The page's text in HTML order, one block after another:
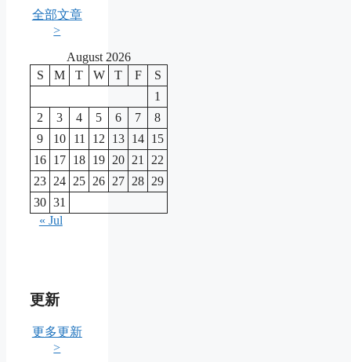
全部文章
>
August 2026
S
M T W T F
S
1
2
3 4 5 6 7
8
9
10 11 12 13 14 15
16 17 18 19 20 21
22
23 24 25 26 27 28 29
30 31
« Jul
更新
更多更新
>